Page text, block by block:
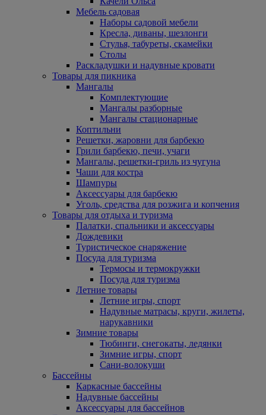
Мебель садовая
Наборы садовой мебели
Кресла, диваны, шезлонги
Стулья, табуреты, скамейки
Столы
Раскладушки и надувные кровати
Товары для пикника
Мангалы
Комплектующие
Мангалы разборные
Мангалы стационарные
Коптильни
Решетки, жаровни для барбекю
Грили барбекю, печи, учаги
Мангалы, решетки-гриль из чугуна
Чаши для костра
Шампуры
Аксессуары для барбекю
Уголь, средства для розжига и копчения
Товары для отдыха и туризма
Палатки, спальники и аксессуары
Дождевики
Туристическое снаряжение
Посуда для туризма
Термосы и термокружки
Посуда для туризма
Летние товары
Летние игры, спорт
Надувные матрасы, круги, жилеты,
нарукавники
Зимние товары
Тюбинги, снегокаты, ледянки
Зимние игры, спорт
Сани-волокуши
Бассейны
Каркасные бассейны
Надувные бассейны
Аксессуары для бассейнов